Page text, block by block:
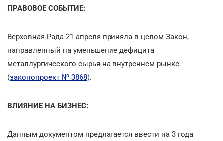
ПРАВОВОЕ СОБЫТИЕ:
Верховная Рада 21 апреля приняла в целом Закон,
направленный на уменьшение дефицита
металлургического сырья на внутреннем рынке
(законопроект № 3868).
ВЛИЯНИЕ НА БИЗНЕС:
Данным документом предлагается ввести на 3 года